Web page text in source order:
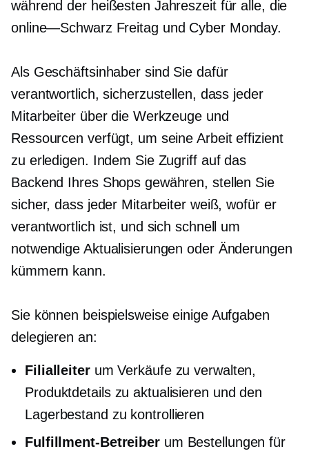
während der heißesten Jahreszeit für alle, die
online—Schwarz Freitag und Cyber ​​Monday.
Als Geschäftsinhaber sind Sie dafür
verantwortlich, sicherzustellen, dass jeder
Mitarbeiter über die Werkzeuge und
Ressourcen verfügt, um seine Arbeit effizient
zu erledigen. Indem Sie Zugriff auf das
Backend Ihres Shops gewähren, stellen Sie
sicher, dass jeder Mitarbeiter weiß, wofür er
verantwortlich ist, und sich schnell um
notwendige Aktualisierungen oder Änderungen
kümmern kann.
Sie können beispielsweise einige Aufgaben
delegieren an:
Filialleiterum Verkäufe zu verwalten,
Produktdetails zu aktualisieren und den
Lagerbestand zu kontrollieren
Fulfillment-Betreiberum Bestellungen für